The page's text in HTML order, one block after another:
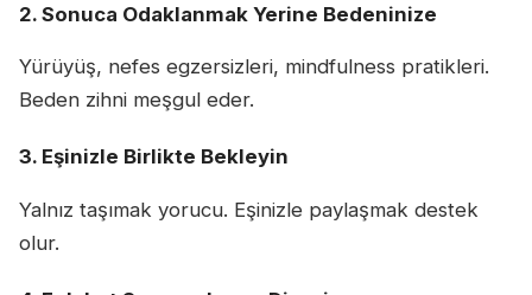
2. Sonuca Odaklanmak Yerine Bedeninize
Yürüyüş, nefes egzersizleri, mindfulness pratikleri.
Beden zihni meşgul eder.
3. Eşinizle Birlikte Bekleyin
Yalnız taşımak yorucu. Eşinizle paylaşmak destek
olur.